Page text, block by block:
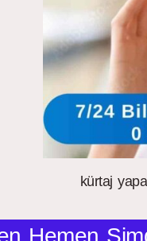
kürtaj
Hemen